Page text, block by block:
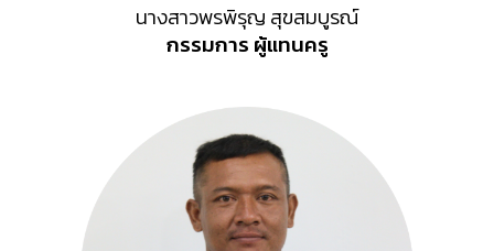
นางสาวพรพิรุญ สุขสมบูรณ์
กรรมการ ผู้แทนครู